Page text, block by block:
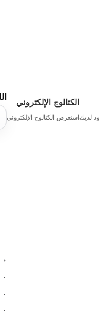
الإلكتروني
الكتالوج الإلكتروني
اللغة